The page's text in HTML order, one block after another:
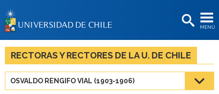
MENÚ
BIBLIOTECAS
LA UNIVERSIDAD
Estudiantes
RECTORAS Y RECTORES DE LA U. DE CHILE
OSVALDO RENGIFO VIAL (1903-1906)